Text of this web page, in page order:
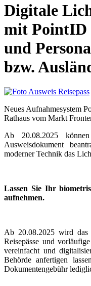
Digitale
mit PointID
und
bzw.
Neues Aufnahmesystem
Rathaus vom Markt
Ab 20.08.2025
Ausweisdokument
moderner Technik das
Lassen Sie Ihr
aufnehmen.
Ab 20.08.2025 wird das
Reisepässe und
vereinfacht und
Behörde anfertigen
Dokumentengebühr